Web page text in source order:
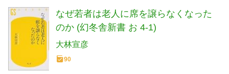
なぜ若者は老人に席を譲らなくなった
のか (幻冬舎新書 お 4-1)
大林宣彦
90